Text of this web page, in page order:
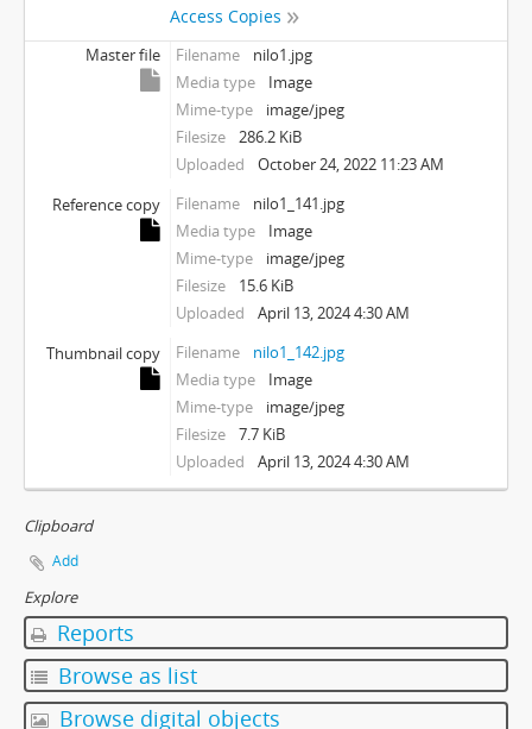
Access Copies
Master file Filename
nilo1.jpg
Media type
Image
Mime-type
image/jpeg
Filesize
286.2 KiB
Uploaded
October 24, 2022 11:23 AM
Reference copy
Filename
nilo1_141.jpg
Media type
Image
Mime-type
image/jpeg
Filesize
15.6 KiB
Uploaded
April 13, 2024 4:30 AM
Thumbnail copy
Filename
nilo1_142.jpg
Media type
Image
Mime-type
image/jpeg
Filesize
7.7 KiB
Uploaded
April 13, 2024 4:30 AM
Clipboard
Add
Explore
Reports
Browse as list
Browse digital objects